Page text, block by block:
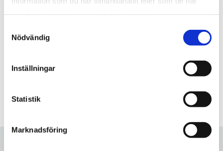
Nödvändig
Inställningar
Statistik
Marknadsföring